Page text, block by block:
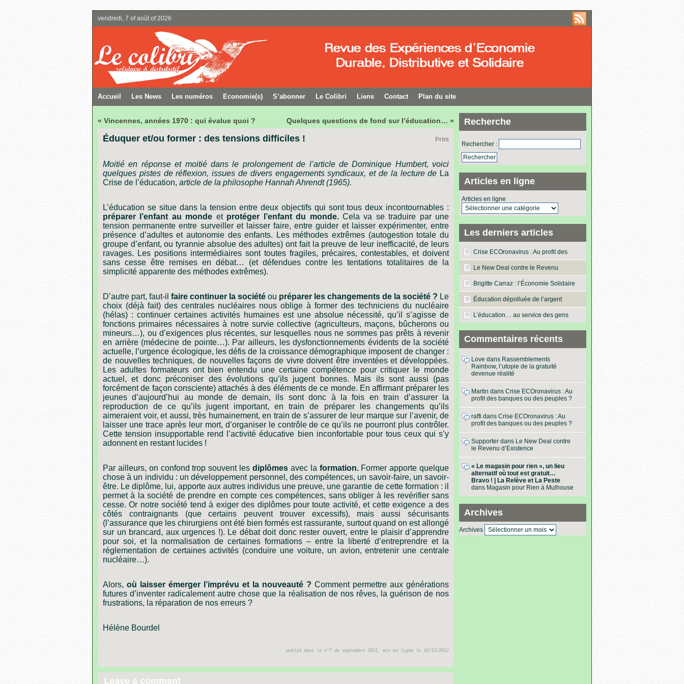
vendredi, 7 of août of 2026
Accueil Les News Les numéros Economie(s) S’abonner Le Colibri Liens Contact Plan du site
Recherche
Rechercher :
Articles en ligne
Articles en ligne
Les derniers articles
Crise ECOronavirus : Au profit des
banques ou des peuples ?
Le New Deal contre le Revenu
d’Existence
Brigitte Carraz : l’Économie Solidaire
dans les actes !
Éducation dépolluée de l’argent
L’éducation… au service des gens
Commentaires récents
Love dans Rassemblements
Rainbow, l’utopie de la gratuité
devenue réalité
Martin dans Crise ECOronavirus : Au
profit des banques ou des peuples ?
raffi dans Crise ECOronavirus : Au
profit des banques ou des peuples ?
Supporter dans Le New Deal contre
le Revenu d’Existence
« Le magasin pour rien », un lieu
alternatif où tout est gratuit…
Bravo ! | La Relève et La Peste
dans Magasin pour Rien à Mulhouse
Archives
Archives
« Vincennes, années 1970 : qui évalue quoi ? Quelques questions de fond sur l’éducation… »
Print
Éduquer et/ou former : des tensions difficiles !
Moitié en réponse et moitié dans le prolongement de l’article de Dominique Humbert, voici
quelques pistes de réflexion, issues de divers engagements syndicaux, et de la lecture de La
Crise de ’éducation, article de la philosophe HannahAhrendt (1965).
L’éducation se situe dans la tension entre deux objectifs qui sont tous deux incontournables :
préparer
’enfant au monde et protéger ’enfant du monde. Cela va se traduire par une
tension permanente entre surveiller et laisser faire, entre guider et laisser expérimenter, entre
présence d’adultes et autonomie des enfants. Les méthodes extrêmes (autogestion totale du
groupe d’enfant, ou tyrannie absolue des adultes) ont fait la preuve de leur inefficacité, de leurs
ravages.
Les positions intermédiaires sont toutes fragiles, précaires, contestables, et doivent
sans cesse être remises en débat… (et défendues contre les tentations totalitaires de
la
simplicité apparente des méthodes extrêmes).
D’autre part, faut-il faire continuer la société ou préparer les changements de la société ? Le
choix (déjà fait) des centrales nucléaires nous oblige à former des techniciens du nucléaire
(hélas) : continuer certaines activités humaines est une absolue nécessité, qu’il s’agisse de
fonctions primaires nécessaires à notre survie collective (agriculteurs, maçons, bûcherons ou
mineurs…), ou d’exigences plus récentes, sur lesquelles nous ne sommes pas prêts à revenir
en arrière (médecine de pointe…). Par ailleurs, les dysfonctionnements évidents de la société
actuelle, ’urgence écologique, les défis de la croissance démographique imposent de changer :
de nouvelles techniques, de nouvelles façons de vivre doivent être inventées et développées.
Les adultes formateurs ont bien entendu une certaine compétence pour critiquer le monde
actuel,
et donc préconiser des évolutions qu’ils jugent bonnes. Mais ils sont aussi
(pas
forcément de façon consciente) attachés à des éléments de ce monde. En affirmant préparer les
jeunes d’aujourd’hui au monde de demain, ils sont donc à la fois en train d’assurer
la
reproduction
de ce qu’ils jugent important, en train de préparer les changements qu’ils
aimeraient voir, et aussi, très humainement, en train de s’assurer de leur marque sur ’avenir, de
laisser une trace après leur mort, d’organiser le contrôle de ce qu’ils ne pourront plus contrôler.
Cette tension insupportable rend ’activité éducative bien inconfortable pour tous ceux qui s’y
adonnent en restant lucides !
Par ailleurs, on confond trop souvent les diplômes avec la formation. Former apporte quelque
chose à un individu : un développement personnel, des compétences, un savoir-faire, un savoir-
être. Le diplôme, lui, apporte aux autres individus une preuve, une garantie de cette formation : il
permet à la société de prendre en compte ces compétences, sans obliger à les revérifier sans
cesse. Or notre société tend à exiger des diplômes pour toute activité, et cette exigence a des
côtés
contraignants (que certains peuvent trouver excessifs), mais aussi
sécurisants
(l ’assurance que les chirurgiens ont été bien formés est rassurante, surtout quand on est allongé
sur un brancard, aux urgences !). Le débat doit donc rester ouvert, entre le plaisir d’apprendre
pour soi, et la normalisation de certaines formations – entre la liberté d’entreprendre et
la
réglementation de certaines activités (conduire une voiture, un avion, entretenir une centrale
nucléaire…).
Alors, où laisser émerger ’imprévu et la nouveauté ? Comment permettre aux générations
futures d’inventer radicalement autre chose que la réalisation de nos rêves, la guérison de nos
frustrations, la réparation de nos erreurs ?
Hélène Bourdel
publié dans le n°7 de septembre 2011, mis en ligne le 16/12/2011
Leave a comment